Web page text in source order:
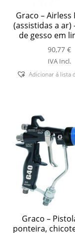
Graco – Airless
(assistidas a ar)
de gesso em
90,77 €
IVA Incl.
Adicionar á lista
Graco –
ponteira,